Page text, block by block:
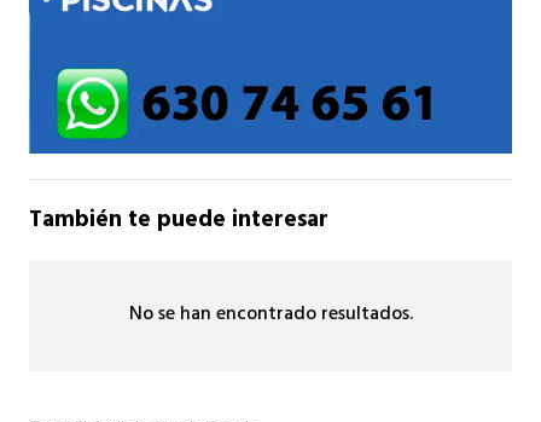
También te puede interesar
No se han encontrado resultados.